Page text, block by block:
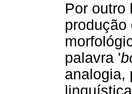
Por outro
produção
palavra '
analogia,